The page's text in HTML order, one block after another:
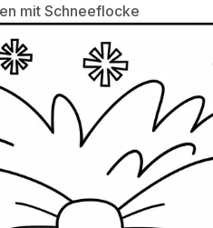
mit Schneeflocke